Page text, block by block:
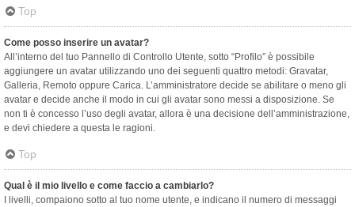
Top
Come posso inserire un avatar?
All’interno del tuo Pannello di Controllo Utente, sotto “Profilo” è possibile
aggiungere un avatar utilizzando uno dei seguenti quattro metodi: Gravatar,
Galleria, Remoto oppure Carica. L’amministratore decide se abilitare o meno gli
avatar e decide anche il modo in cui gli avatar sono messi a disposizione. Se
non ti è concesso l’uso degli avatar, allora è una decisione dell’amministrazione,
e devi chiedere a questa le ragioni.
Top
Qual è il mio livello e come faccio a cambiarlo?
I livelli, compaiono sotto al tuo nome utente, e indicano il numero di messaggi